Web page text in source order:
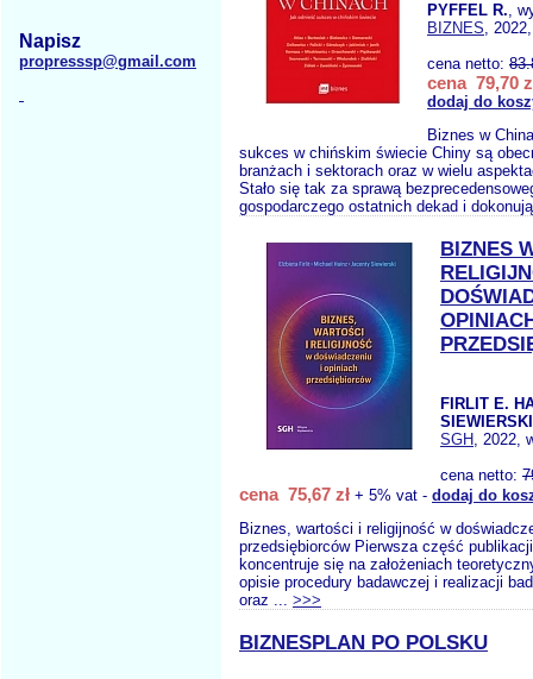
Napisz
propresssp@gmail.com
PYFFEL R.,
BIZNES,
cena netto:
cena 79,70
dodaj do
Biznes w
sukces w chińskim świecie Chiny są
branżach i sektorach oraz w wielu
Stało się tak za sprawą
gospodarczego ostatnich dekad i
BIZNES
FIRLIT E.
SGH, 2022,
cena netto:
cena 75,67 zł + 5% vat - dodaj do
Biznes, wartości i religijność w
przedsiębiorców Pierwsza część
koncentruje się na założeniach
opisie procedury badawczej i realizacji
oraz ... >>>
BIZNESPLAN PO POLSKU